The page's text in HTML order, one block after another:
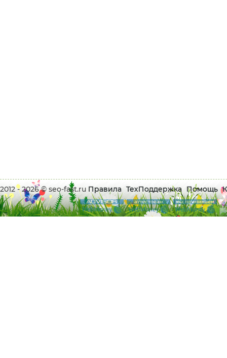
2012 - 2026 © seo-fast.ru Правила ТехПоддержка Помощь